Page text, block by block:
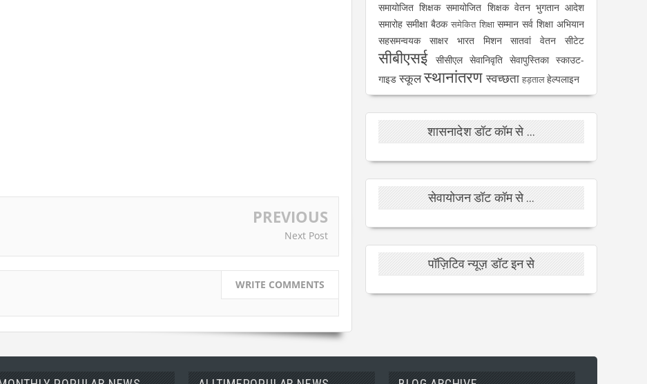
PREVIOUS
Next Post
WRITE COMMENTS
समायोजित शिक्षक समायोजित शिक्षक वेतन भुगतान आदेश
समारोह समीक्षा बैठक समेकित शिक्षा सम्मान सर्व शिक्षा अभियान
सहसमन्वयक
साक्षर भारत मिशन सातवां वेतन सीटेट
सीबीएसई सीसीएल सेवानिवृति सेवापुस्तिका स्काउट-
गाइड स्कूलस्थानांतरण स्वच्छता हड़तालहेल्पलाइन
शासनादेश डॉट कॉम से ...
सेवायोजन डॉट कॉम से ...
पॉज़िटिव न्यूज़ डॉट इन से